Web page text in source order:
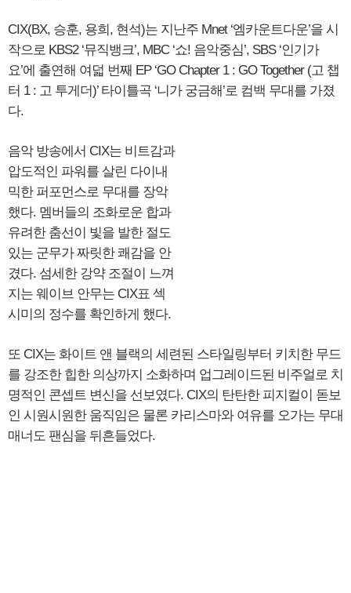
CIX(BX, 승훈, 용희, 현석)는 지난주 Mnet ‘엠카운트다운’을 시
작으로 KBS2 ‘뮤직뱅크’, MBC ‘쇼! 음악중심’, SBS ‘인기가
요’에 출연해 여덟 번째 EP ‘GO Chapter 1 : GO Together (고 챕
터 1 : 고 투게더)’ 타이틀곡 ‘니가 궁금해’로 컴백 무대를 가졌
다.
음악 방송에서 CIX는 비트감과
압도적인 파워를 살린 다이내
믹한 퍼포먼스로 무대를 장악
했다. 멤버들의 조화로운 합과
유려한 춤선이 빛을 발한 절도
있는 군무가 짜릿한 쾌감을 안
겼다. 섬세한 강약 조절이 느껴
지는 웨이브 안무는 CIX표 섹
시미의 정수를 확인하게 했다.
또 CIX는 화이트 앤 블랙의 세련된 스타일링부터 키치한 무드
를 강조한 힙한 의상까지 소화하며 업그레이드된 비주얼로 치
명적인 콘셉트 변신을 선보였다. CIX의 탄탄한 피지컬이 돋보
인 시원시원한 움직임은 물론 카리스마와 여유를 오가는 무대
매너도 팬심을 뒤흔들었다.